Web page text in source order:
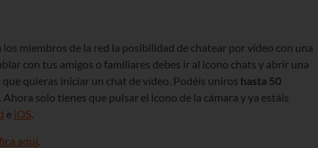
los miembros de la red la posibilidad de chatear por vídeo con una
con tus amigos o familiares debes ir al icono chats y abrir una
quieras iniciar un chat de vídeo. Podéis uniros hasta 50
solo tienes que pulsar el icono de la cámara y ya estáis
e iOS
aquí